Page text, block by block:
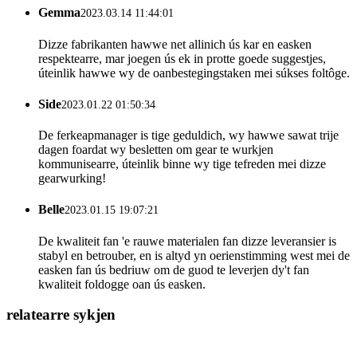
Gemma2023.03.14 11:44:01
Dizze fabrikanten hawwe net allinich ús kar en easken
respektearre, mar joegen ús ek in protte goede suggestjes,
úteinlik hawwe wy de oanbestegingstaken mei súkses foltôge.
Side2023.01.22 01:50:34
De ferkeapmanager is tige geduldich, wy hawwe sawat trije
dagen foardat wy besletten om gear te wurkjen
kommunisearre, úteinlik binne wy ​​tige tefreden mei dizze
gearwurking!
Belle2023.01.15 19:07:21
De kwaliteit fan 'e rauwe materialen fan dizze leveransier is
stabyl en betrouber, en is altyd yn oerienstimming west mei de
easken fan ús bedriuw om de guod te leverjen dy't fan
kwaliteit foldogge oan ús easken.
relatearre sykjen